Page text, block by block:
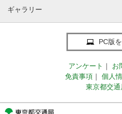
ギャラリー
PC版
アンケート ｜
お
免責事項 ｜
個人
東京都交通